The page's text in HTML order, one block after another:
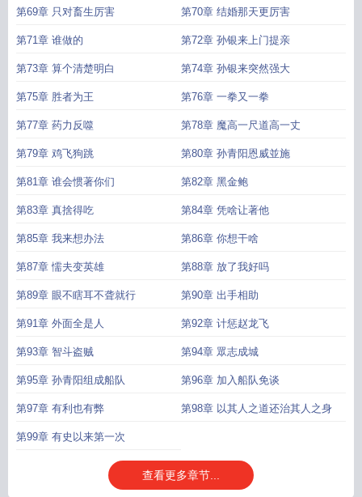
第69章 只对畜生厉害 第70章 结婚那天更厉害
第71章 谁做的 第72章 孙银来上门提亲
第73章 算个清楚明白 第74章 孙银来突然强大
第75章 胜者为王 第76章 一拳又一拳
第77章 药力反噬 第78章 魔高一尺道高一丈
第79章 鸡飞狗跳 第80章 孙青阳恩威並施
第81章 谁会惯著你们 第82章 黑金鲍
第83章 真捨得吃 第84章 凭啥让著他
第85章 我来想办法 第86章 你想干啥
第87章 懦夫变英雄 第88章 放了我好吗
第89章 眼不瞎耳不聋就行 第90章 出手相助
第91章 外面全是人 第92章 计惩赵龙飞
第93章 智斗盗贼 第94章 眾志成城
第95章 孙青阳组成船队 第96章 加入船队免谈
第97章 有利也有弊 第98章 以其人之道还治其人之身
第99章 有史以来第一次
查看更多章节...